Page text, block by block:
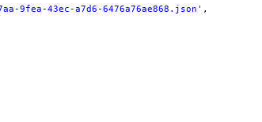
9fea-43ec-a7d6-6476a76ae868.json ' ,